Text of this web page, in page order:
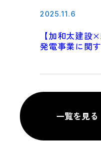
2025.11.6
【加和太建設
発電事業に関
一覧を見る